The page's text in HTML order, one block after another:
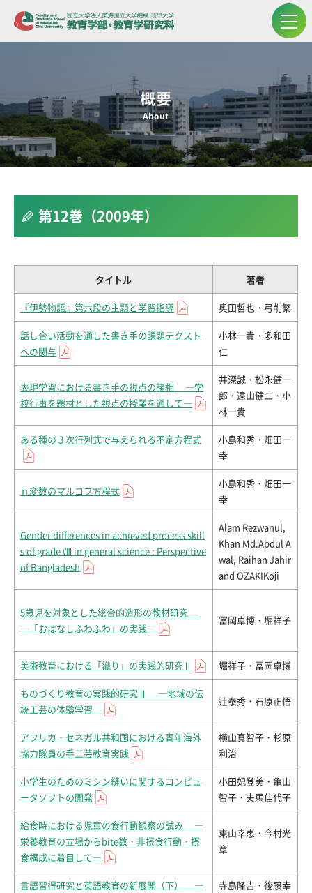
概要
About
第12巻（2009年）
タイトル 著者
『伊勢物語』第六段の主題と学習指導 奥田哲也・弓削繁
話し合い活動を通した書き手の課題テクスト
への関与
小林一貴・多和田
仁
表現学習における書き手の視点の諸相 ―学
校行事を題材とした視点の授業を通して―
井深誠・松永健一
郎・遠山健二・小
林一貴
ある種の３次行列式で与えられる不定方程式
小島和秀・畑田一
幸
ｎ変数のマルコフ方程式
小島和秀・畑田一
幸
Gender differences in achieved process skill
s of grade Ⅷ in general science : Perspective
of Bangladesh
Alam Rezwanul,
Khan Md.Abdul A
wal, Raihan Jahir
and OZAKIKoji
5歳児を対象とした総合的造形の教材研究
―「おはなしふわふわ」の実践―
冨岡卓博・堀祥子
美術教育における「織り」の実践的研究Ⅱ 堀祥子・冨岡卓博
ものづくり教育の実践的研究Ⅱ ―地域の伝
統工芸の体験学習―
辻泰秀・石原正悟
アフリカ・セネガル共和国における青年海外
協力隊員の手工芸教育実践
横山真智子・杉原
利治
小学生のためのミシン縫いに関するコンピュ
ータソフトの開発
小田妃登美・亀山
智子・夫馬佳代子
給食時における児童の食行動観察の試み ―
栄養教育の立場からbite数・非摂食行動・摂
食構成に着目して―
東山幸恵・今村光
章
言語習得研究と英語教育の新展開（下） ―
寺島隆吉・後藤幸